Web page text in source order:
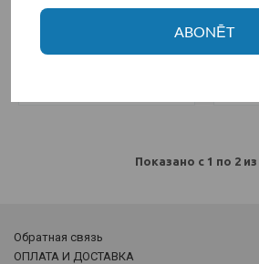
35,00€ 24,99€
Показано с 1 по 2
Обратная связь
ОПЛАТА И ДОСТАВКА
ABONĒT